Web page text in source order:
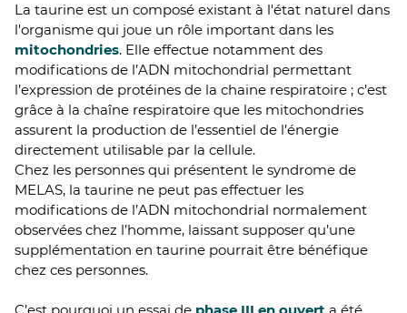
La taurine est un composé existant à l'état naturel dans
l'organisme qui joue un rôle important dans les
mitochondries. Elle effectue notamment des
modifications de l’ADN mitochondrial permettant
l’expression de protéines de la chaine respiratoire ; c’est
grâce à la chaîne respiratoire que les mitochondries
assurent la production de l’essentiel de l’énergie
directement utilisable par la cellule.
Chez les personnes qui présentent le syndrome de
MELAS, la taurine ne peut pas effectuer les
modifications de l’ADN mitochondrial normalement
observées chez l’homme, laissant supposer qu’une
supplémentation en taurine pourrait être bénéfique
chez ces personnes.